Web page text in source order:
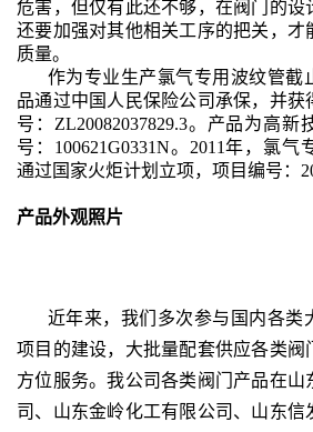
危害，但仅有此还不够，在阀门的设
还要加强对其他相关工序的把关，才
质量。
作为专业生产氯气专用波纹管截
品通过中国人民保险公司承保，并获
号：ZL20082037829.3。产品为高新
号：100621G0331N。2011年，氯气
通过国家火炬计划立项，项目编号：
产品外观照片
近年来，我们多次参与国内各类
项目的建设，大批量配套供应各类阀
方位服务。我公司各类阀门产品在山
司、山东金岭化工有限公司、山东信